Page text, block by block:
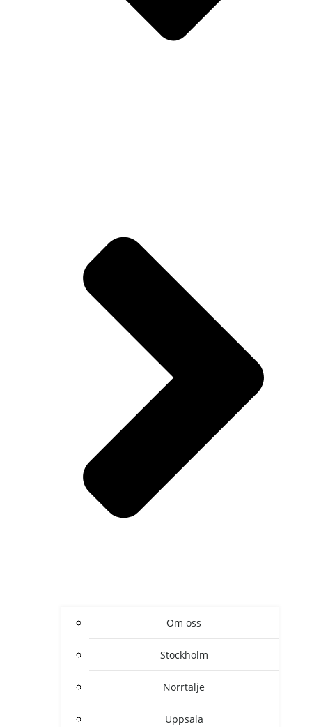
Om oss
Stockholm
Norrtälje
Uppsala